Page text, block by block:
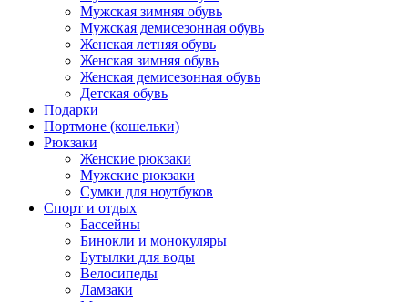
Мужская зимняя обувь
Мужская демисезонная обувь
Женская летняя обувь
Женская зимняя обувь
Женская демисезонная обувь
Детская обувь
Подарки
Портмоне (кошельки)
Рюкзаки
Женские рюкзаки
Мужские рюкзаки
Сумки для ноутбуков
Спорт и отдых
Бассейны
Бинокли и монокуляры
Бутылки для воды
Велосипеды
Ламзаки